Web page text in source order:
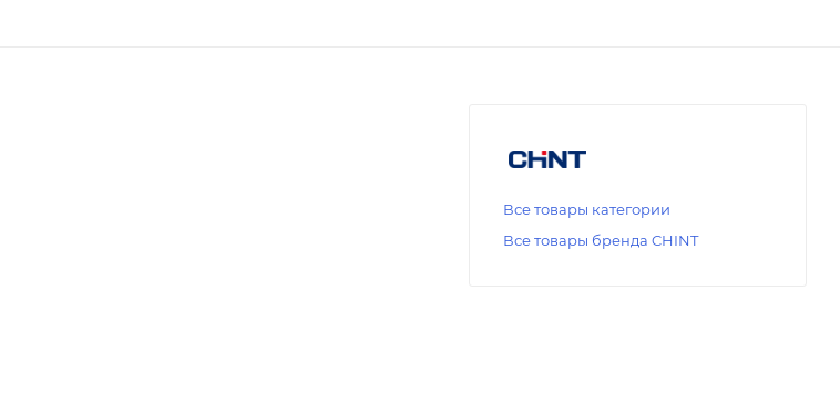
Все товары категории
Все товары бренда CHINT